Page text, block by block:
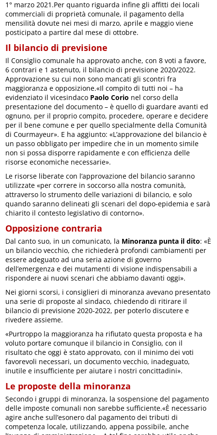
1° marzo 2021.Per quanto riguarda infine gli affitti dei locali
commerciali di proprietà comunale, il pagamento della
mensilità dovute nei mesi di marzo, aprile e maggio viene
posticipato a partire dal mese di ottobre.
Il bilancio di previsione
Il Consiglio comunale ha approvato anche, con 8 voti a favore,
6 contrari e 1 astenuto, il bilancio di previsione 2020/2022.
Approvazione su cui non sono mancati gli scontri fra
maggioranza e opposizione.«Il compito di tutti noi – ha
evidenziato il vicesindaco Paolo Corio nel corso della
presentazione del documento – è quello di guardare avanti ed
ognuno, per il proprio compito, procedere, operare e decidere
per il bene comune e per quello specialmente della Comunità
di Courmayeur». E ha aggiunto: «L’approvazione del bilancio è
un passo obbligato per impedire che in un momento simile
non si possa disporre rapidamente e con efficienza delle
risorse economiche necessarie».
Le risorse liberate con l’approvazione del bilancio saranno
utilizzate «per correre in soccorso alla nostra comunità,
attraverso lo strumento delle variazioni di bilancio, e solo
quando saranno delineati gli scenari del dopo-epidemia e sarà
chiarito il contesto legislativo di contorno».
Opposizione contraria
Dal canto suo, in un comunicato, la Minoranza punta il dito: «È
un bilancio vecchio, che richiederà profondi cambiamenti per
essere adeguato ad una seria azione di governo
dell’emergenza e dei mutamenti di visione indispensabili a
rispondere ai nuovi scenari che abbiamo davanti oggi».
Nei giorni scorsi, i consiglieri di minoranza avevano presentato
una serie di proposte al sindaco, chiedendo di ritirare il
bilancio di previsione 2020-2022, per poterlo discutere e
rivedere assieme.
«Purtroppo la maggioranza ha rifiutato questa proposta e ha
voluto portare comunque il bilancio in Consiglio, con il
risultato che oggi è stato approvato, con il minimo dei voti
favorevoli necessari, un documento vecchio, inadeguato,
inutile e insufficiente per aiutare i nostri concittadini».
Le proposte della minoranza
Secondo i gruppi di minoranza, la sospensione del pagamento
delle imposte comunali non sarebbe sufficiente.«È necessario
agire anche sull’esonero dal pagamento dei tributi di
competenza locale, utilizzando, appena possibile, anche